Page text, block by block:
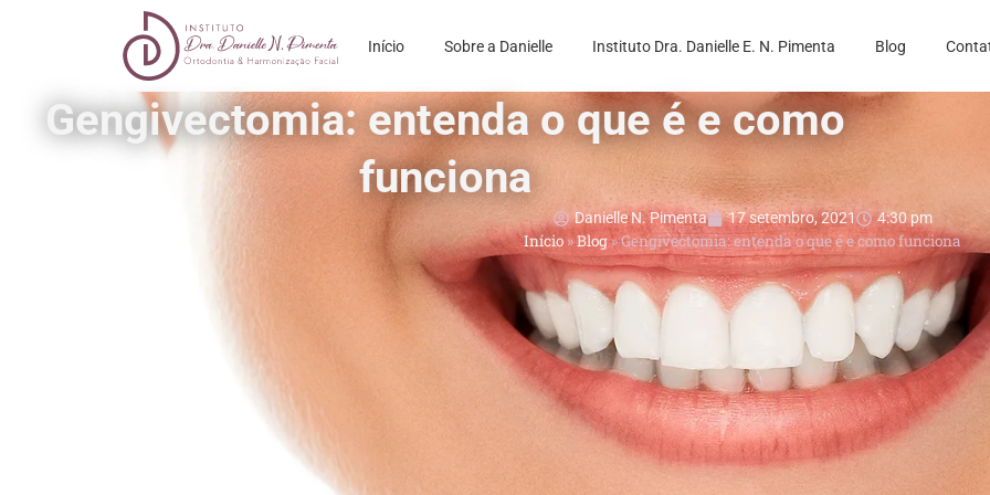
Início Sobre a Danielle Instituto Dra. Danielle E. N. Pimenta Blog
Gengivectomia: entenda o que é e como
funciona
Danielle N. Pimenta 17 setembro, 2021 4:30 pm
Início »Blog»Gengivectomia: entenda o que é e como funciona